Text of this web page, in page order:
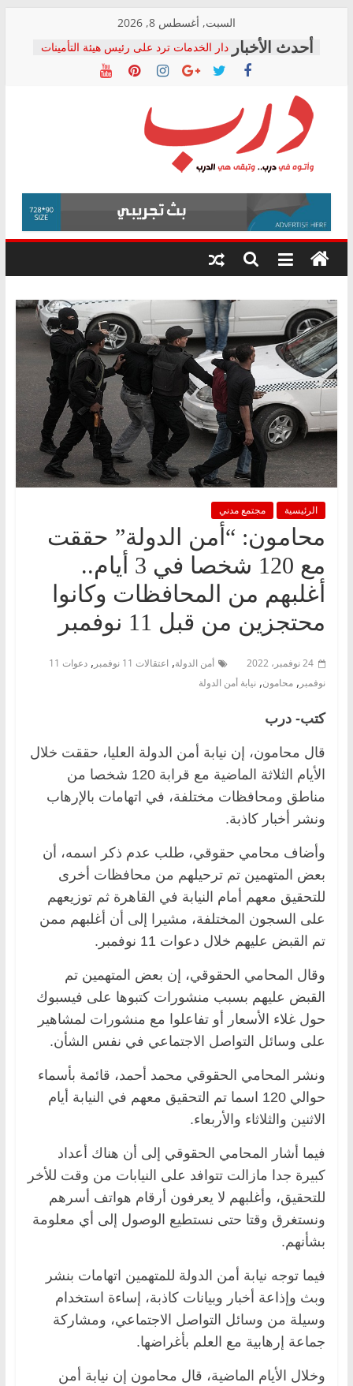
content
السبت, أغسطس 8, 2026
دار الخدمات ترد على رئيس هيئة التأمينات
بعد مؤتمره الصحفي: إنكار الأزمة لا ينهي
معاناة أصحاب المعاشات.. ونطالب بكشف
فرحات سليمان يكتب: القطاع الصحي إلى
أين؟
حزب التحالف الشعبي يطلق لجنة “الحق
في الصحة” بالإسكندرية لرصد الانتهاكات
ودعم المرضى
الوزاري لمدينة الصحفيين.. وانتهاء أعمال
إنشاء المبنى الإداري
المجلس القومي لحقوق الإنسان يعلن
متابعة قضية الدكتور محمد زهران.. ويؤكد:
قرينة البراءة وضمانات المحاكمة العادلة
درب
وأتوه
درب..
وتبقى
هي
الرئيسية مجتمع مدني
محامون: “أمن الدولة” حققت
مع 120 شخصا في 3 أيام..
أغلبهم من المحافظات وكانوا
محتجزين من قبل 11 نوفمبر
24 نوفمبر، 2022 أمن الدولة, اعتقالات 11 نوفمبر ,
دعوات 11
نوفمبر , محامون, نيابة أمن الدولة
كتب- درب
قال محامون، إن نيابة أمن الدولة العليا، حققت خلال
الأيام الثلاثة الماضية مع قرابة 120 شخصا من
مناطق ومحافظات مختلفة، في اتهامات بالإرهاب
ونشر أخبار كاذبة.
وأضاف محامي حقوقي، طلب عدم ذكر اسمه، أن
بعض المتهمين تم ترحيلهم من محافظات أخرى
للتحقيق معهم أمام النيابة في القاهرة ثم توزيعهم
على السجون المختلفة، مشيرا إلى أن أغلبهم ممن
تم القبض عليهم خلال دعوات 11 نوفمبر.
وقال المحامي الحقوقي، إن بعض المتهمين تم
القبض عليهم بسبب منشورات كتبوها على فيسبوك
حول غلاء الأسعار أو تفاعلوا مع منشورات لمشاهير
على وسائل التواصل الاجتماعي في نفس الشأن.
ونشر المحامي الحقوقي محمد أحمد، قائمة بأسماء
حوالي 120 اسما تم التحقيق معهم في النيابة أيام
الاثنين والثلاثاء والأربعاء.
فيما أشار المحامي الحقوقي إلى أن هناك أعداد
كبيرة جدا مازالت تتوافد على النيابات من وقت للأخر
للتحقيق، وأغلبهم لا يعرفون أرقام هواتف أسرهم
ونستغرق وقتا حتى نستطيع الوصول إلى أي معلومة
بشأنهم.
فيما توجه نيابة أمن الدولة للمتهمين اتهامات بنشر
وبث وإذاعة أخبار وبيانات كاذبة، إساءة استخدام
وسيلة من وسائل التواصل الاجتماعي، ومشاركة
جماعة إرهابية مع العلم بأغراضها.
وخلال الأيام الماضية، قال محامون إن نيابة أمن